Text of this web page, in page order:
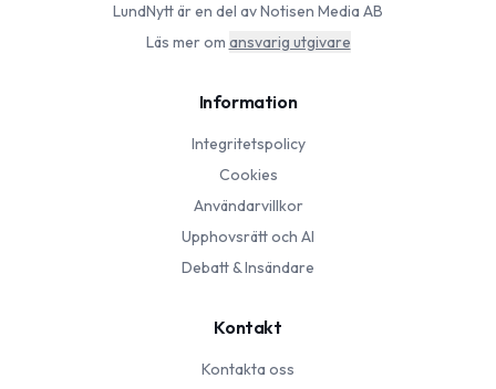
LundNyttär en del av Notisen Media AB
Läs mer om ansvarig utgivare
Information
Integritetspolicy
Cookies
Användarvillkor
Upphovsrätt och AI
Debatt & Insändare
Kontakt
Kontakta oss